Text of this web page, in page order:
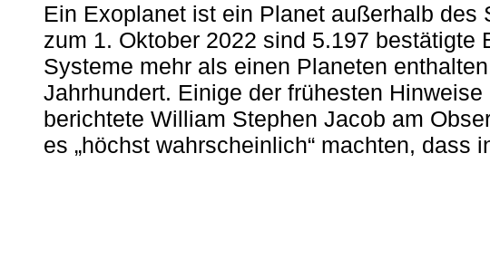
Ein Exoplanet ist ein Planet außerhalb
zum 1. Oktober 2022 sind 5.197
Systeme mehr als einen Planeten
Jahrhundert. Einige der frühesten
berichtete William Stephen Jacob am
es „höchst wahrscheinlich“ machten, dass